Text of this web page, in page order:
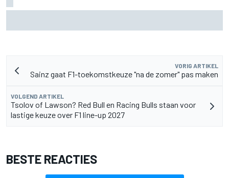
VORIG ARTIKEL
Sainz gaat F1-toekomstkeuze "na de zomer" pas maken
VOLGEND ARTIKEL
Tsolov of Lawson? Red Bull en Racing Bulls staan voor
lastige keuze over F1 line-up 2027
BESTE REACTIES